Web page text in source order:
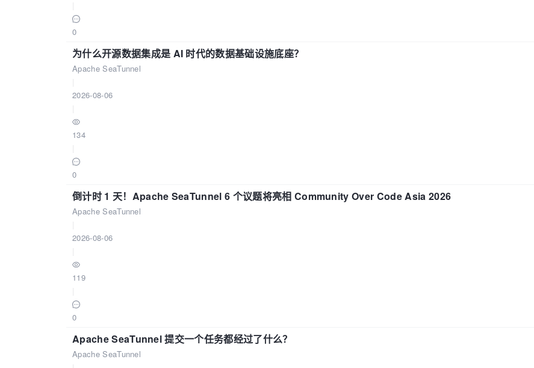
0
为什么开源数据集成是 AI 时代的数据基础设施底座？
Apache SeaTunnel
2026-08-06
134
0
倒计时 1 天！Apache SeaTunnel 6 个议题将亮相 Community Over Code Asia 2026
Apache SeaTunnel
2026-08-06
119
0
Apache SeaTunnel 提交一个任务都经过了什么？
Apache SeaTunnel